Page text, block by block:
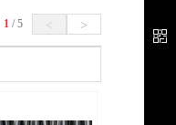
1 / 5 < >